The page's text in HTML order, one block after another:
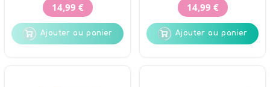
14,99 €
Ajouter au panier
14,99 €
Ajouter au panier